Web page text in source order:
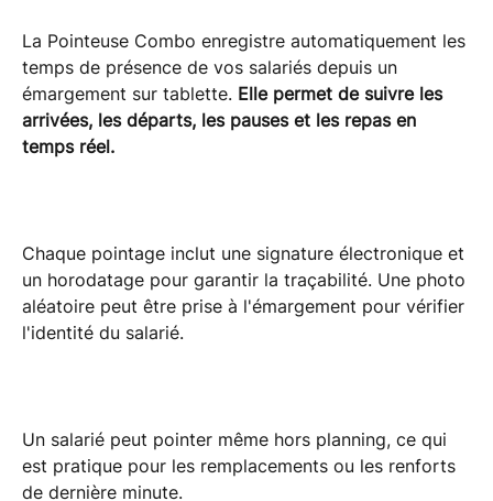
La Pointeuse Combo enregistre automatiquement les
temps de présence de vos salariés depuis un
émargement sur tablette. Elle permet de suivre les
arrivées, les départs, les pauses et les repas en
temps réel.
Chaque pointage inclut une signature électronique et
un horodatage pour garantir la traçabilité. Une photo
aléatoire peut être prise à l'émargement pour vérifier
l'identité du salarié.
Un salarié peut pointer même hors planning, ce qui
est pratique pour les remplacements ou les renforts
de dernière minute.